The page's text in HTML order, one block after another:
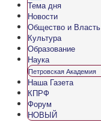
Тема дня
Новости
Общество и Власть
Культура
Образование
Наука
Петровская Академия
Наша Газета
КПРФ
Форум
НОВЫЙ